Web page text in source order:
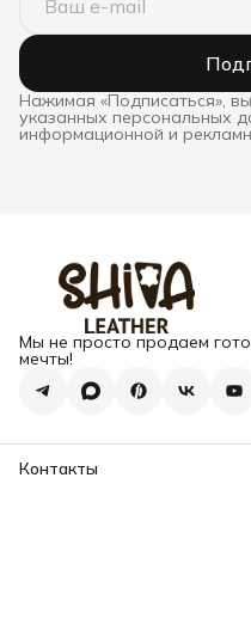
Нажимая «Подписаться»,
указанных персональных
информационной и
Мы не просто продаем
мечты!
Контакты